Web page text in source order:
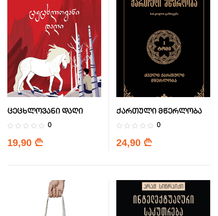
ცეცხლოვანი დაღი
0
19,90 ₾
ქართული მწერლობა
0
24,90 ₾